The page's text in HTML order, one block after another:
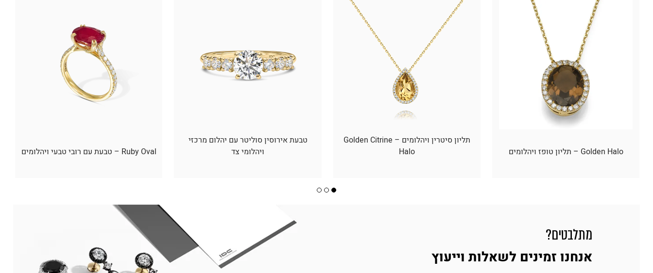
Golden Halo – תליון טופז ויהלומים
תליון סיטרין ויהלומים – Golden Citrine
Halo
טבעת אירוסין סוליטר עם יהלום מרכזי
ויהלומי צד
Ruby Oval – טבעת עם רובי טבעי ויהלומים
מתלבטים?
אנחנו זמינים לשאלות וייעוץ